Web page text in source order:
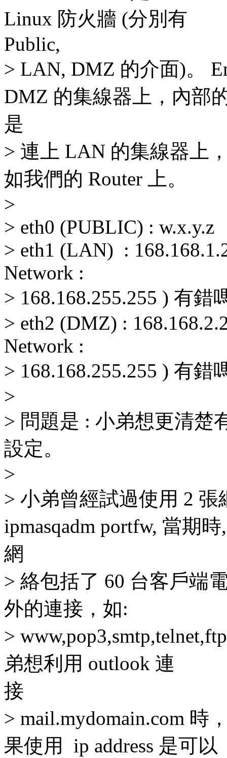
Linux 防火牆 (分別有
Public,
> LAN, DMZ 的介面)。
DMZ 的集線器上，內部
是
> 連上 LAN 的集線器上
如我們的 Router 上。
>
> eth0 (PUBLIC) : w.x.y.z
> eth1 (LAN) :
Network :
> 168.168.255.255 ) 有錯
> eth2 (DMZ) :
Network :
> 168.168.255.255 ) 有錯
>
> 問題是 : 小弟想更清楚
設定。
>
> 小弟曾經試過使用 2 張
ipmasqadm portfw, 當期
網
> 絡包括了 60 台客戶端
外的連接，如:
>
弟想利用 outlook 連
接
> mail.mydomain.com 時
果使用 ip address 是可以